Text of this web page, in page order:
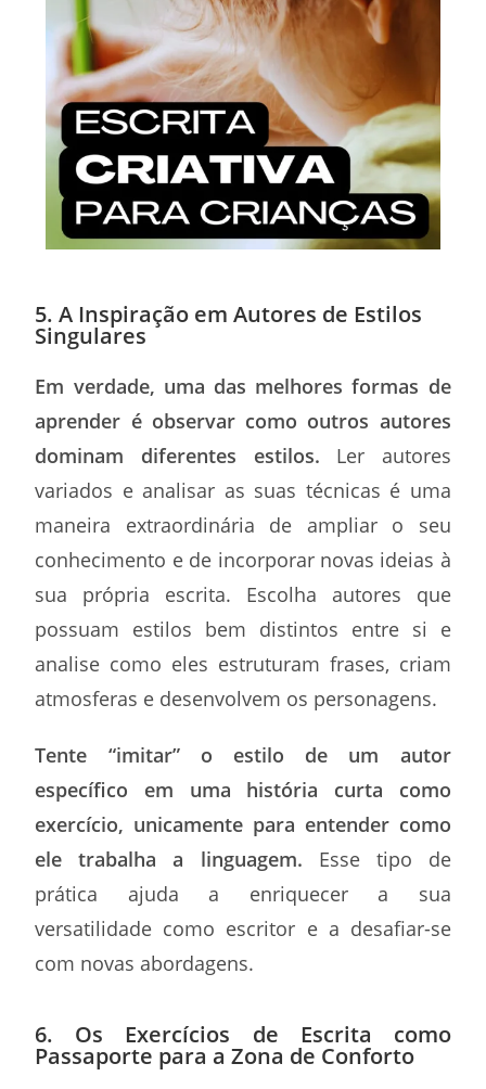
5. A Inspiração em Autores de Estilos
Singulares
Em verdade, uma das melhores formas de
aprender é observar como outros autores
dominam diferentes estilos. Ler autores
variados e analisar as suas técnicas é uma
maneira extraordinária de ampliar o seu
conhecimento e de incorporar novas ideias à
sua própria escrita. Escolha autores que
possuam estilos bem distintos entre si e
analise como eles estruturam frases, criam
atmosferas e desenvolvem os personagens.
Tente “imitar” o estilo de um autor
específico em uma história curta como
exercício, unicamente para entender como
ele trabalha a linguagem. Esse tipo de
prática ajuda a enriquecer a sua
versatilidade como escritor e a desafiar-se
com novas abordagens.
6. Os Exercícios de Escrita como
Passaporte para a Zona de Conforto